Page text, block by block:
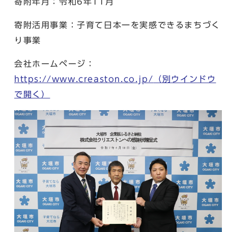
寄附活用事業：子育て日本一を実感できるまちづく
り事業
会社ホームページ：
https://www.creaston.co.jp/ （別ウインドウ
で開く）